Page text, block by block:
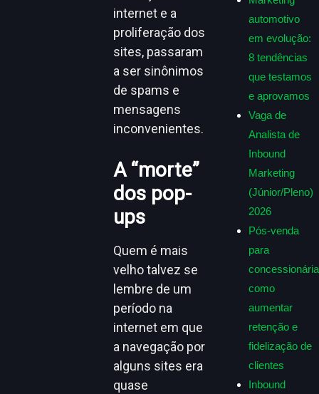
internet e a
proliferação dos
sites, passaram
a ser sinônimos
de spams e
mensagens
inconvenientes.
A “morte”
dos pop-
ups
Quem é mais
velho talvez se
lembre de um
período na
internet em que
a navegação por
alguns sites era
quase
automotivo
em evolução:
8 tendências
que testamos
e aprovamos
Vaga de
Analista de
Inbound
Marketing
(Júnior/Pleno)
2026
Pós-venda
para
como
aumentar
retenção e
fidelização de
clientes
Inbound